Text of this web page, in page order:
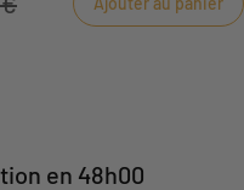
en 48h00